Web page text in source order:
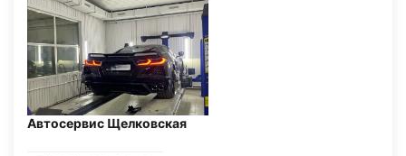
Автосервис Щелковская